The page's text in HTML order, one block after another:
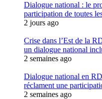
Dialogue national : le
participation de toutes
2 jours ago
Crise dans l’Est de la
un dialogue national
2 semaines ago
Dialogue national en
réclament une
2 semaines ago